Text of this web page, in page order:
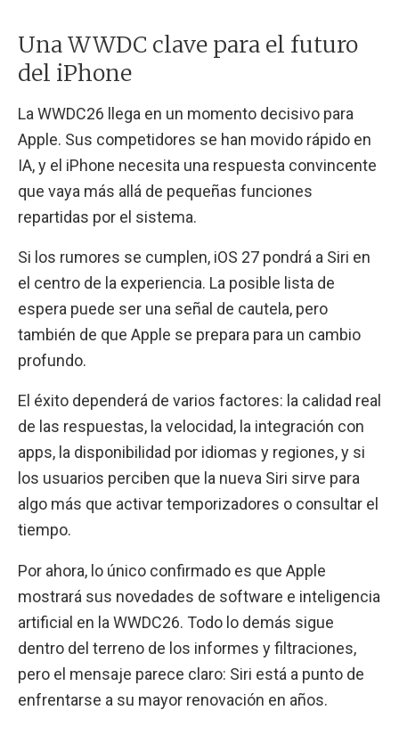
Una WWDC clave para el futuro
del iPhone
La WWDC26 llega en un momento decisivo para
Apple. Sus competidores se han movido rápido en
IA, y el iPhone necesita una respuesta convincente
que vaya más allá de pequeñas funciones
repartidas por el sistema.
Si los rumores se cumplen, iOS 27 pondrá a Siri en
el centro de la experiencia. La posible lista de
espera puede ser una señal de cautela, pero
también de que Apple se prepara para un cambio
profundo.
El éxito dependerá de varios factores: la calidad real
de las respuestas, la velocidad, la integración con
apps, la disponibilidad por idiomas y regiones, y si
los usuarios perciben que la nueva Siri sirve para
algo más que activar temporizadores o consultar el
tiempo.
Por ahora, lo único confirmado es que Apple
mostrará sus novedades de software e inteligencia
artificial en la WWDC26. Todo lo demás sigue
dentro del terreno de los informes y filtraciones,
pero el mensaje parece claro: Siri está a punto de
enfrentarse a su mayor renovación en años.